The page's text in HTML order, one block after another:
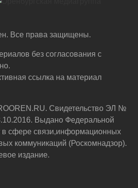
Все права защищены.
без согласования с
ссылка на материал
Свидетельство ЭЛ №
Выдано Федеральной
в сфере связи,информационных
коммуникаций (Роскомнадзор).
издание.